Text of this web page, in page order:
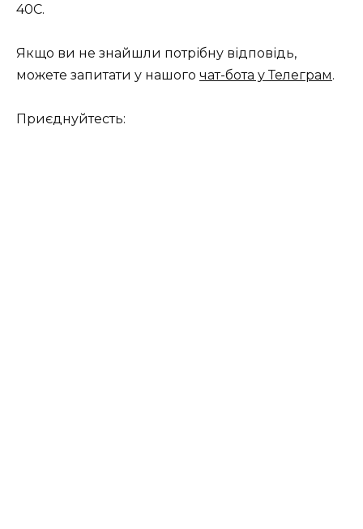
40С.
Якщо ви не знайшли потрібну відповідь,
можете запитати у нашого чат-бота у Телеграм.
Приєднуйтесть: